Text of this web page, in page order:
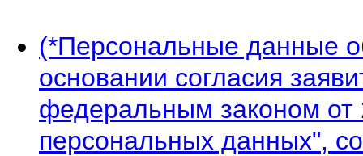
(*Персональные данные
основании согласия
федеральным законом
персональных данных",